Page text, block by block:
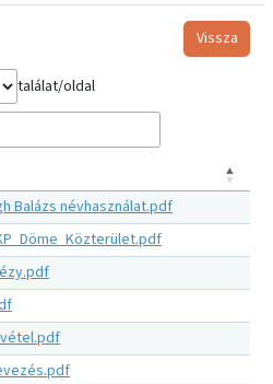
Vissza
találat/oldal
Balázs névhasználat.pdf